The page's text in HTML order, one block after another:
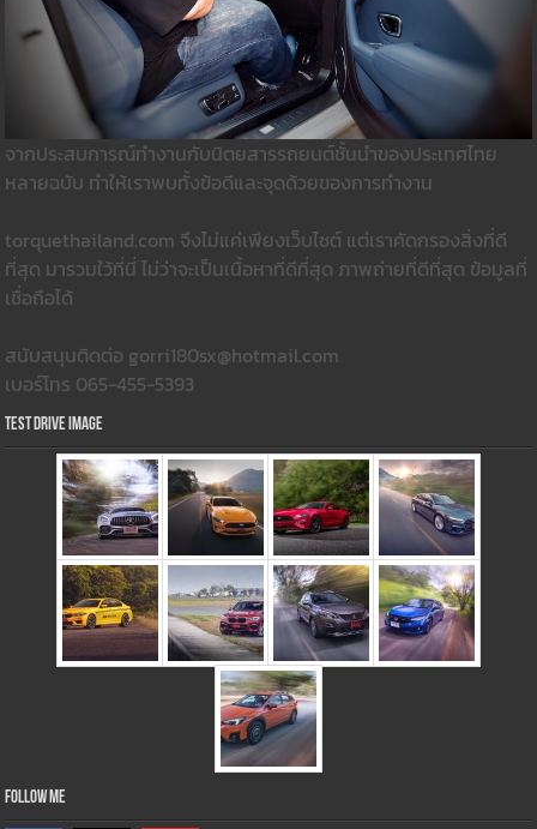
จากประสบการณ์ทำงานกับนิตยสารรถยนต์ชั้นนำของประเทศไทย
หลายฉบับ ทำให้เราพบทั้งข้อดีและจุดด้วยของการทำงาน
torquethailand.com จึงไม่แค่เพียงเว็บไซต์ แต่เราคัดกรองสิ่งที่ดี
ที่สุด มารวมใว้ที่นี่ ไม่ว่าจะเป็นเนื้อหาที่ดีที่สุด ภาพถ่ายที่ดีที่สุด ข้อมูลที่
เชื่อถือได้
สนับสนุนติดต่อ gorri180sx@hotmail.com
เบอร์โทร 065-455-5393
Test Drive Image
Follow Me